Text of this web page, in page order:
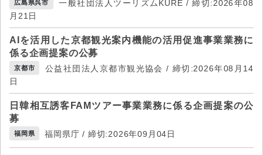
広島県呉市
一般社団法人ツーリズムKURE / 締切:2026年08
月21日
AIを活用した京都観光案内機能の活用促進事業業務に
係る企画提案の公募
京都市
公益社団法人京都市観光協会 / 締切:2026年08月14
日
日韓相互誘客FAMツアー事業業務に係る企画提案の公
募
福岡県 福岡県庁 / 締切:2026年09月04日